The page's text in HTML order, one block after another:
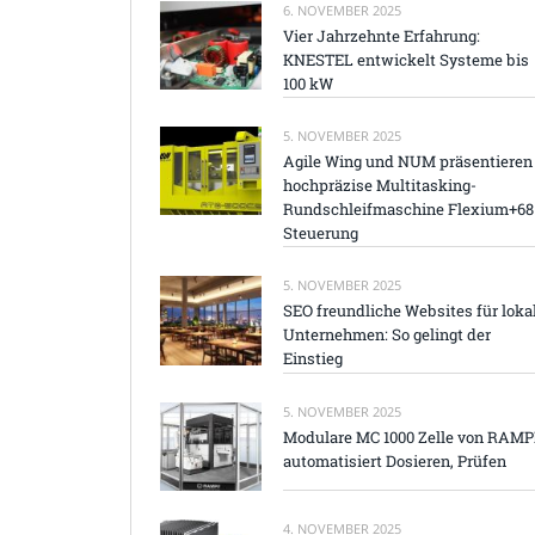
6. NOVEMBER 2025
Vier Jahrzehnte Erfahrung:
KNESTEL entwickelt Systeme bis
100 kW
5. NOVEMBER 2025
Agile Wing und NUM präsentieren
hochpräzise Multitasking-
Rundschleifmaschine Flexium+68
Steuerung
5. NOVEMBER 2025
SEO freundliche Websites für
Unternehmen: So gelingt der
Einstieg
5. NOVEMBER 2025
Modulare MC 1000 Zelle von
automatisiert Dosieren, Prüfen
4. NOVEMBER 2025